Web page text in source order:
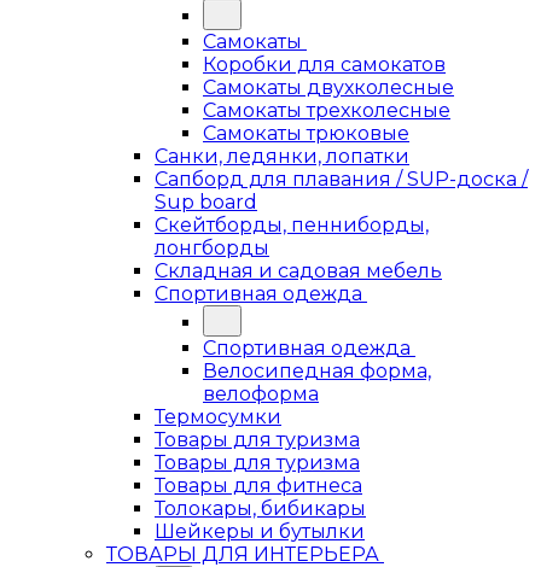
Самокаты
Коробки для самокатов
Самокаты двухколесные
Самокаты трехколесные
Самокаты трюковые
Санки, ледянки, лопатки
Сапборд для плавания / SUP-доска /
Sup board
Скейтборды, пенниборды,
лонгборды
Складная и садовая мебель
Спортивная одежда
Спортивная одежда
Велосипедная форма,
велоформа
Термосумки
Товары для туризма
Товары для туризма
Товары для фитнеса
Толокары, бибикары
Шейкеры и бутылки
ТОВАРЫ ДЛЯ ИНТЕРЬЕРА